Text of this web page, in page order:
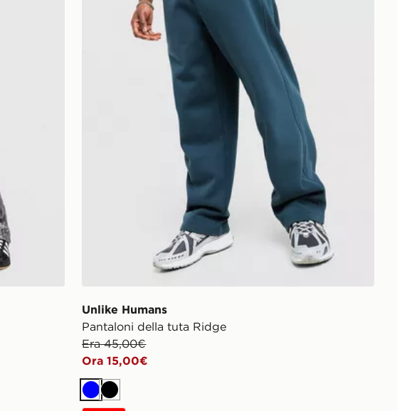
Unlike Humans
Pantaloni della tuta Ridge
Era 45,00€
Ora 15,00€
BluNero